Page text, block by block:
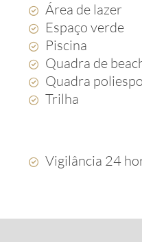
Área de lazer
Espaço verde
Piscina
Quadra de
Quadra
Trilha
Vigilância 24